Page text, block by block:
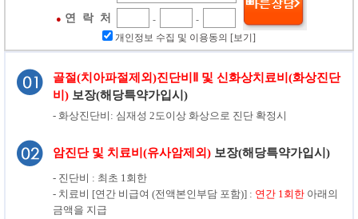
● 연 락 처 -
-
개인정보 수집 및 이용동의 [보기]
골절(치아파절제외)진단비Ⅱ 및 신화상치료비(화상진단
비) 보장(해당특약가입시)
- 화상진단비: 심재성 2도이상 화상으로 진단 확정시
암진단 및 치료비(유사암제외) 보장(해당특약가입시)
- 진단비 : 최초 1회한
- 치료비 [연간 비급여 (전액본인부담 포함)] : 연간 1회한 아래의
금액을 지급